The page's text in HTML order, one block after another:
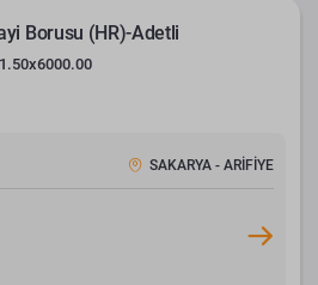
Borusu (HR)-Adetli
SAKARYA - ARİFİYE